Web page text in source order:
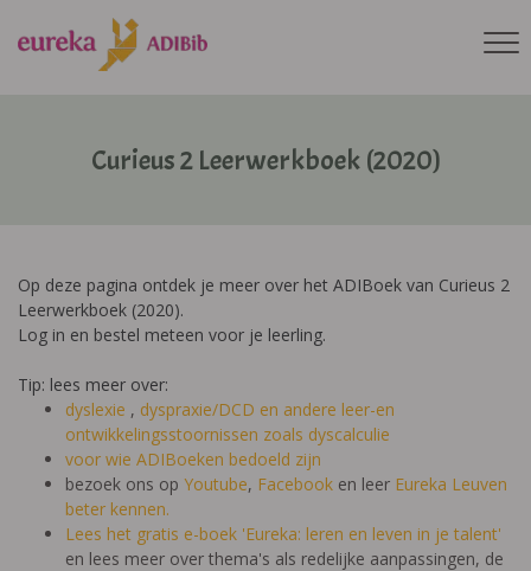
Curieus 2 Leerwerkboek (2020)
Op deze pagina ontdek je meer over het ADIBoek van Curieus 2
Leerwerkboek (2020).
Log in en bestel meteen voor je leerling.
Tip: lees meer over:
dyslexie , dyspraxie/DCD en andere leer-en
ontwikkelingsstoornissen zoals dyscalculie
voor wie ADIBoeken bedoeld zijn
bezoek ons op Youtube, Facebook en leer Eureka Leuven
beter kennen.
Lees het gratis e-boek 'Eureka: leren en leven in je talent'
en lees meer over thema's als redelijke aanpassingen, de